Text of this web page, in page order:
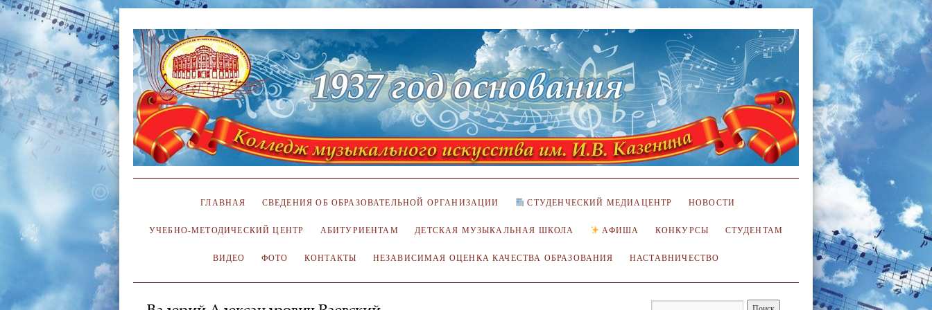
ГЛАВНАЯ СВЕДЕНИЯ ОБ ОБРАЗОВАТЕЛЬНОЙ ОРГАНИЗАЦИИ СТУДЕНЧЕСКИЙ МЕДИАЦЕНТР НОВОСТИ
УЧЕБНО-МЕТОДИЧЕСКИЙ ЦЕНТР АБИТУРИЕНТАМ ДЕТСКАЯ МУЗЫКАЛЬНАЯ ШКОЛА АФИША КОНКУРСЫ СТУДЕНТАМ
ВИДЕО ФОТО КОНТАКТЫ НЕЗАВИСИМАЯ ОЦЕНКА КАЧЕСТВА ОБРАЗОВАНИЯ НАСТАВНИЧЕСТВО